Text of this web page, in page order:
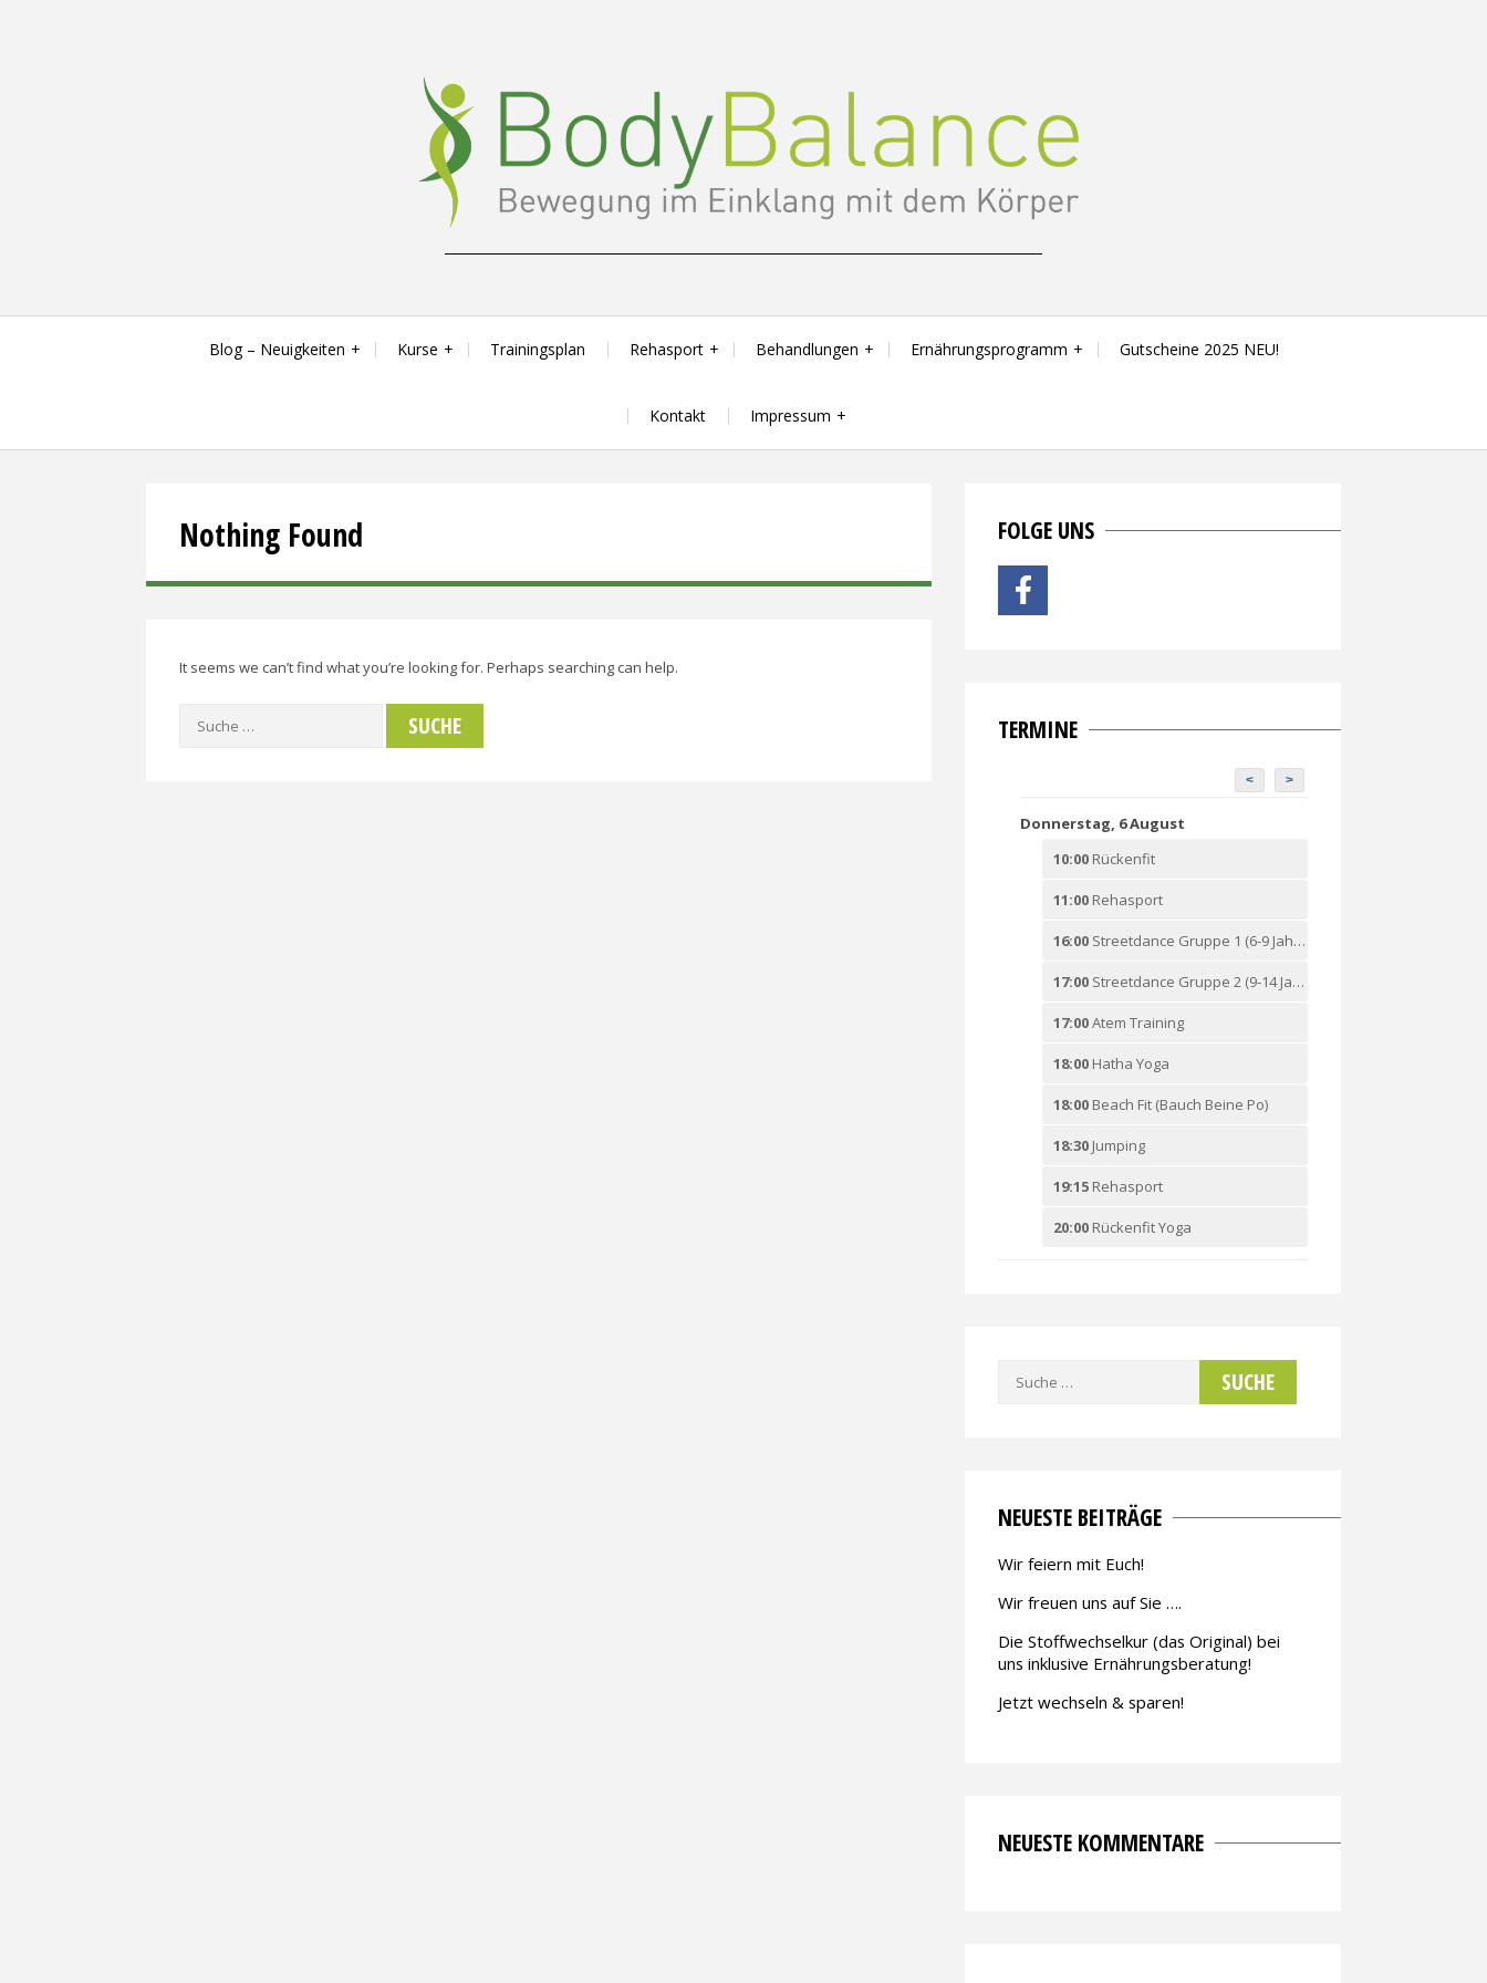
Blog – Neuigkeiten Kurse Trainingsplan Rehasport Behandlungen Ernährungsprogramm Gutscheine 2025 NEU!
Kontakt Impressum
Nothing Found
It seems we can’t find what you’re looking for. Perhaps searching can help.
Suche
FOLGE UNS
TERMINE
< >
Donnerstag, 6 August
10:00 Rückenfit
11:00 Rehasport
16:00 Streetdance Gruppe 1 (6-9 Jahre)
17:00 Streetdance Gruppe 2 (9-14 Jahre)
17:00Atem Training
18:00 Hatha Yoga
18:00 Beach Fit (Bauch Beine Po)
18:30 Jumping
19:15 Rehasport
20:00 Rückenfit Yoga
Suche
NEUESTE BEITRÄGE
Wir feiern mit Euch!
Wir freuen uns auf Sie ….
Die Stoffwechselkur (das Original) bei
uns inklusive Ernährungsberatung!
Jetzt wechseln & sparen!
NEUESTE KOMMENTARE